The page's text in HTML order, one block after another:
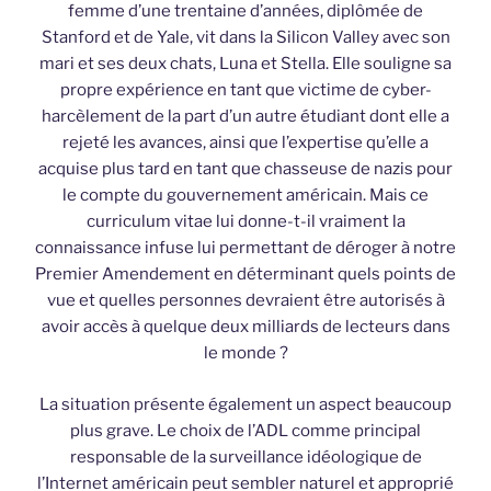
femme d’une trentaine d’années, diplômée de
Stanford et de Yale, vit dans la Silicon Valley avec son
mari et ses deux chats, Luna et Stella. Elle souligne sa
propre expérience en tant que victime de cyber-
harcèlement de la part d’un autre étudiant dont elle a
rejeté les avances, ainsi que l’expertise qu’elle a
acquise plus tard en tant que chasseuse de nazis pour
le compte du gouvernement américain. Mais ce
curriculum vitae lui donne-t-il vraiment la
connaissance infuse lui permettant de déroger à notre
Premier Amendement en déterminant quels points de
vue et quelles personnes devraient être autorisés à
avoir accès à quelque deux milliards de lecteurs dans
le monde ?
La situation présente également un aspect beaucoup
plus grave. Le choix de l’ADL comme principal
responsable de la surveillance idéologique de
l’Internet américain peut sembler naturel et approprié